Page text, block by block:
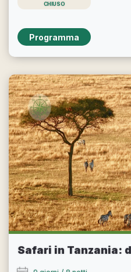
CHIUSO
Programma
Safari in Tanzania: